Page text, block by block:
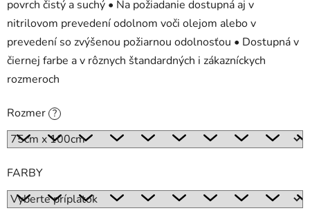
povrch čistý a suchý • Na požiadanie dostupná aj v
nitrilovom prevedení odolnom voči olejom alebo v
prevedení so zvýšenou požiarnou odolnosťou • Dostupná v
čiernej farbe a v rôznych štandardných i zákazníckych
rozmeroch
Rozmer ?
FARBY